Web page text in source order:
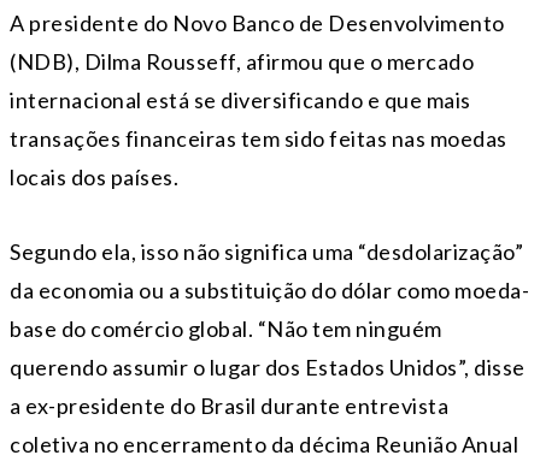
A presidente do Novo Banco de Desenvolvimento
(NDB), Dilma Rousseff, afirmou que o mercado
internacional está se diversificando e que mais
transações financeiras tem sido feitas nas moedas
locais dos países.
Segundo ela, isso não significa uma “desdolarização”
da economia ou a substituição do dólar como moeda-
base do comércio global. “Não tem ninguém
querendo assumir o lugar dos Estados Unidos”, disse
a ex-presidente do Brasil durante entrevista
coletiva no encerramento da décima Reunião Anual